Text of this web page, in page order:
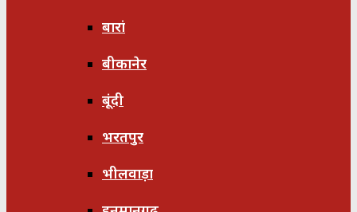
बारां
बीकानेर
बूंदी
भरतपुर
भीलवाड़ा